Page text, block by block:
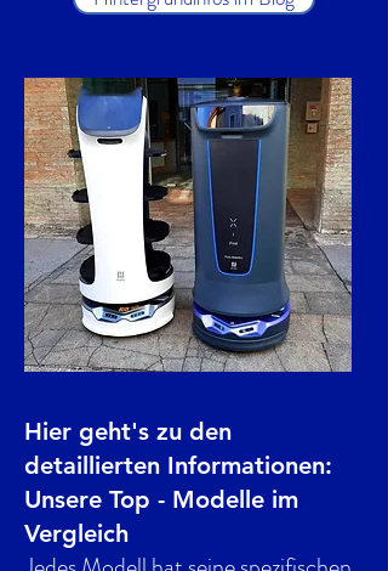
Hier geht's zu den
detaillierten Informationen:
Unsere Top - Modelle im
Vergleich